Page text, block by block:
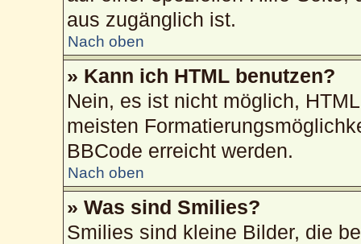
aus zugänglich ist.
Nach oben
» Kann ich HTML benutzen?
Nein, es ist nicht möglich,
meisten
BBCode erreicht werden.
Nach oben
» Was sind Smilies?
Smilies sind kleine Bilder, die